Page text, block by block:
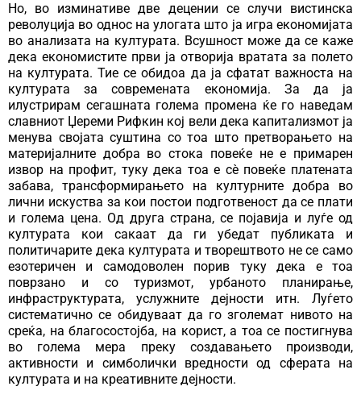
Но, во изминативе две децении се случи вистинска
револуција во однос на улогата што ја игра економијата
во анализата на културата. Всушност може да се каже
дека економистите први ја отворија вратата за полето
на културата. Тие се обидоа да ја сфатат важноста на
културата за современата економија. За да ја
илустрирам сегашната голема промена ќе го наведам
славниот Џереми Рифкин кој вели дека капитализмот ја
менува својата суштина со тоа што претворањето на
материјалните добра во стока повеќе не е примарен
извор на профит, туку дека тоа е сè повеќе платената
забава, трансформирањето на културните добра во
лични искуства за кои постои подготвеност да се плати
и голема цена. Од друга страна, се појавија и луѓе од
културата кои сакаат да ги убедат публиката и
политичарите дека културата и творештвото не се само
езотеричен и самодоволен порив туку дека е тоа
поврзано и со туризмот, урбаното планирање,
инфраструктурата, услужните дејности итн. Луѓето
систематично се обидуваат да го зголемат нивото на
среќа, на благосостојба, на корист, а тоа се постигнува
во голема мера преку создавањето производи,
активности и симболички вредности од сферата на
културата и на креативните дејности.